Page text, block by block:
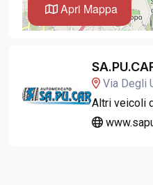
Apri Mappa
Via Degli
Altri veicoli